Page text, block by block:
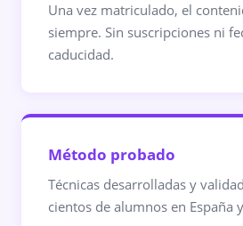
Una vez matriculado, el
siempre. Sin suscripciones ni
caducidad.
Método probado
Técnicas desarrolladas y
cientos de alumnos en España